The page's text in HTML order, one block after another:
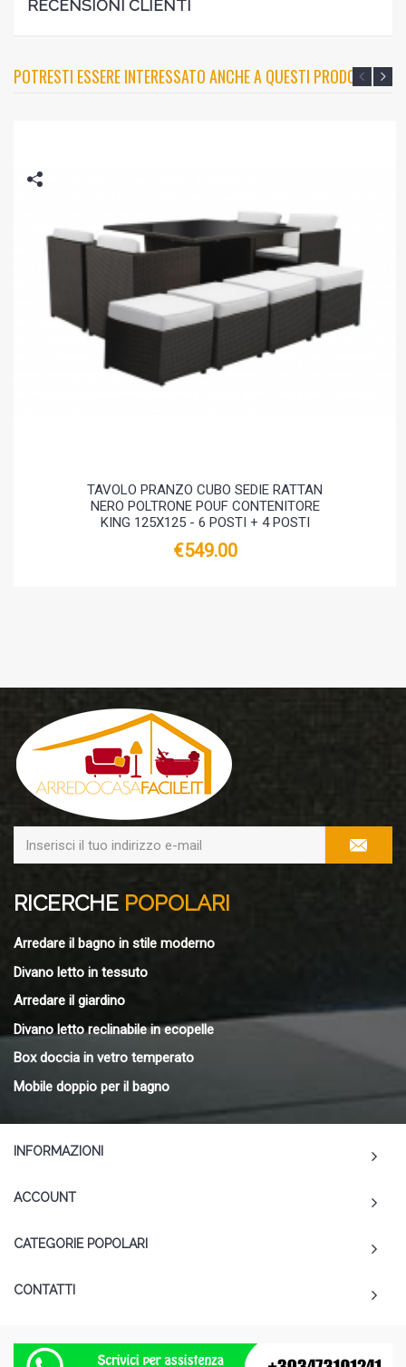
RECENSIONI CLIENTI
POTRESTI ESSERE INTERESSATO ANCHE A QUESTI PRODOTTI?
TAVOLO PRANZO CUBO SEDIE RATTAN
NERO POLTRONE POUF CONTENITORE
KING 125X125 - 6 POSTI + 4 POSTI
€549.00
RICERCHE POPOLARI
Arredare il bagno in stile moderno
Divano letto in tessuto
Arredare il giardino
Divano letto reclinabile in ecopelle
Box doccia in vetro temperato
Mobile doppio per il bagno
INFORMAZIONI
ACCOUNT
CATEGORIE POPOLARI
CONTATTI